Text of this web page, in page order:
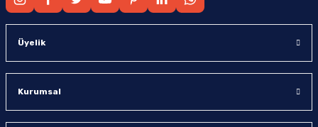
Üyelik
Kurumsal